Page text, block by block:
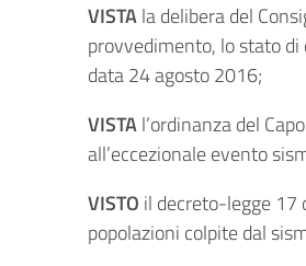
VISTAla delibera del
provvedimento, lo stato di
data 24 agosto 2016;
VISTAl’ordinanza del
all’eccezionale evento
VISTO il decreto-legge 17
popolazioni colpite dal